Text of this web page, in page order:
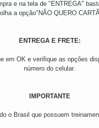
e na tela de "ENTREGA"
a opção"NÃO QUERO
ENTREGA E FRETE:
em OK e verifique as opções
número do celular.
IMPORTANTE
o Brasil que possuem